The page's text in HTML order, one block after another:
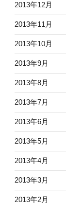
2013年12月
2013年11月
2013年10月
2013年9月
2013年8月
2013年7月
2013年6月
2013年5月
2013年4月
2013年3月
2013年2月